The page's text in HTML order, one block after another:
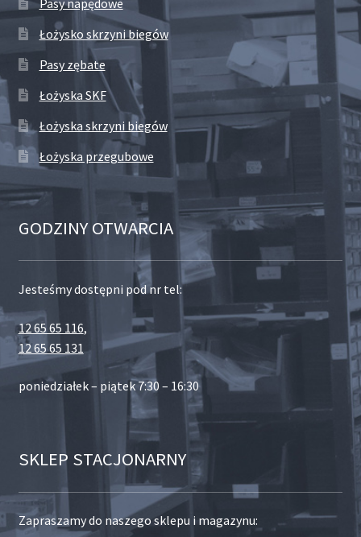
Pasy napędowe
Łożysko skrzyni biegów
Pasy zębate
Łożyska SKF
Łożyska skrzyni biegów
Łożyska przegubowe
GODZINY OTWARCIA
Jesteśmy dostępni pod nr tel:
12 65 65 116,
12 65 65 131
poniedziałek – piątek 7:30 – 16:30
SKLEP STACJONARNY
Zapraszamy do naszego sklepu i magazynu: